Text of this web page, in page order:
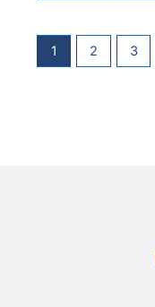
1 2 3